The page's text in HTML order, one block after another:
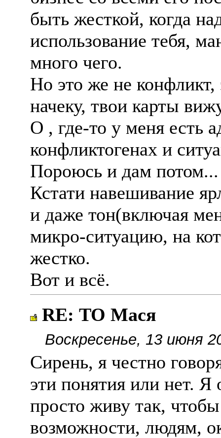
быть жесткой, когда
использование тебя,
много чего.
Но это же не конфликт,
начеку, твои карты
О , где-то у меня есть
конфликтогенах и
Пороюсь и дам потом...
Кстати навешивание
и даже тон(включая
микро-ситуацию, на
жестко.
Вот и всë.
RE: ТО Мася
Воскресенье, 13 июня
Сирень, я честно
эти понятия или нет.
просто живу так,
возможности, людям,